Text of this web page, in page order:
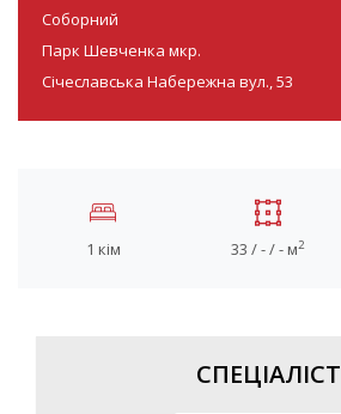
Соборний
Парк Шевченка мкр.
Січеславська Набережна вул., 53
1 кім 33 / - / - м2
СПЕЦІАЛІСТ